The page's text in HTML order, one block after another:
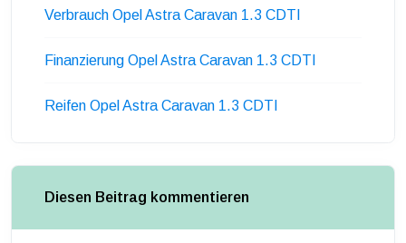
Verbrauch Opel Astra Caravan 1.3 CDTI
Finanzierung Opel Astra Caravan 1.3 CDTI
Reifen Opel Astra Caravan 1.3 CDTI
Diesen Beitrag kommentieren